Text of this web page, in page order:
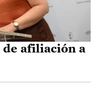
de afiliación a